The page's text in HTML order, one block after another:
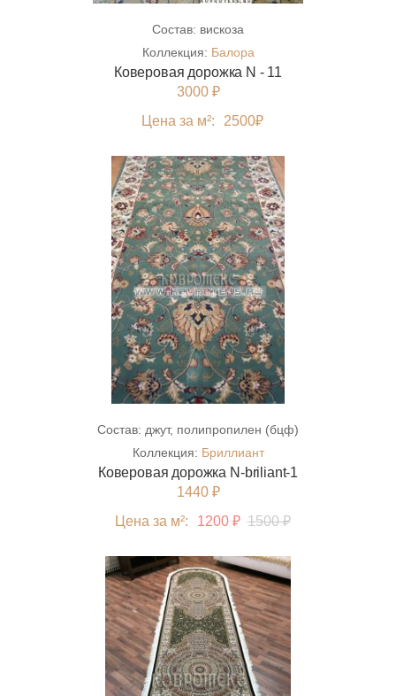
Состав: вискоза
Коллекция: Балора
Коверовая дорожка N - 11
3000 ₽
Цена за м²:
2500₽
Состав: джут, полипропилен (бцф)
Коллекция: Бриллиант
Коверовая дорожка N-briliant-1
1440 ₽
Цена за м²:
1200 ₽ 1500 ₽